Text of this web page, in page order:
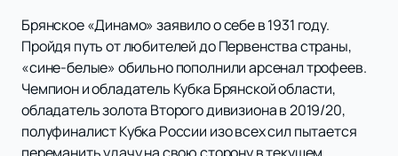
Брянское «Динамо» заявило о себе в 1931 году.
Пройдя путь от любителей до Первенства страны,
«сине-белые» обильно пополнили арсенал трофеев.
Чемпион и обладатель Кубка Брянской области,
обладатель золота Второго дивизиона в 2019/20,
полуфиналист Кубка России изо всех сил пытается